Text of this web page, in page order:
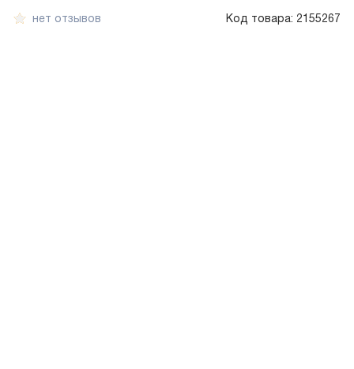
нет отзывов Код товара: 2155267